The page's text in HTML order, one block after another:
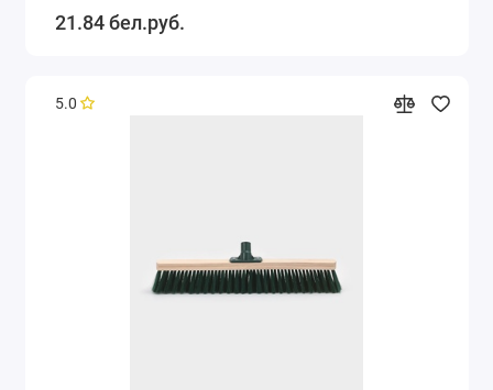
21.84 бел.руб.
5.0